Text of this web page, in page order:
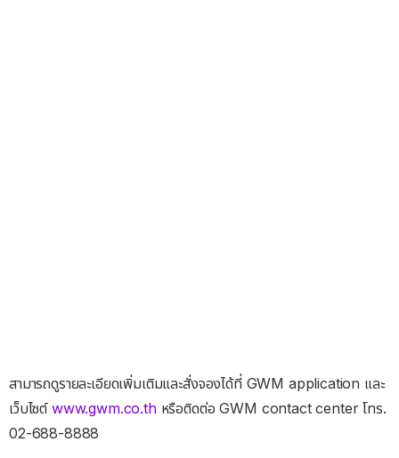
สามารถดูรายละเอียดเพิ่มเติมและสั่งจองได้ที่ GWM application และ
เว็บไซต์ www.gwm.co.thหรือติดต่อ GWM contact center โทร.
02-688-8888